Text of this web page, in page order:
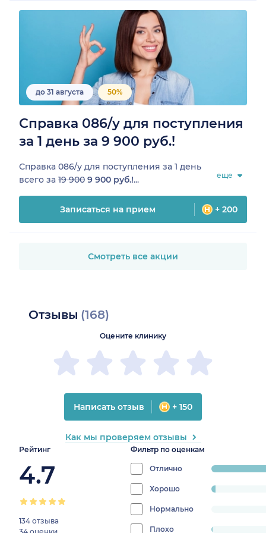
до 31 августа 50%
Справка 086/у для поступления
за 1 день за 9 900 руб.!
Справка 086/у для поступления за 1 день
всего за 19 900 9 900 руб.!... еще
Записаться на прием + 200
Смотреть все акции
Отзывы (168)
Рейтинг
4.7
134 отзыва
Фильтр по оценкам
Отлично
progress:
Хорошо
2.380952380952381%
Нормально
0%
Плохо
Оцените клинику
Написать отзыв + 150
Как мы проверяем отзывы